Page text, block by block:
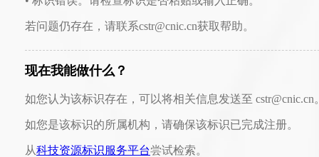
若问题仍存在，请联系cstr@cnic.cn获取帮助。
现在我能做什么？
如您认为该标识存在，可以将相关信息发送至 cstr@cnic.cn
如您是该标识的所属机构，请确保该标识已完成注册。
从科技资源标识服务平台尝试检索。